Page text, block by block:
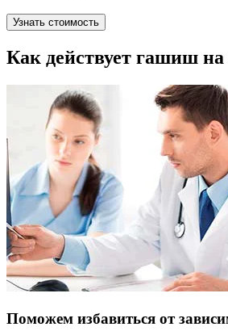
Узнать стоимость
Как действует гашиш на
Поможем избавиться от